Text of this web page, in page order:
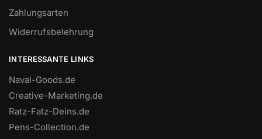
Zahlungsarten
Widerrufsbelehrung
INTERESSANTE LINKS
Naval-Goods.de
Creative-Marketing.de
Ratz-Fatz-Deins.de
Pens-Collection.de